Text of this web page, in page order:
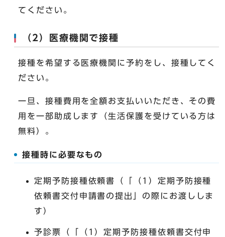
てください。
（2）医療機関で接種
接種を希望する医療機関に予約をし、接種してく
ださい。
一旦、接種費用を全額お支払いいただき、その費
用を一部助成します（生活保護を受けている方は
無料）。
接種時に必要なもの
定期予防接種依頼書（「（1）定期予防接種
依頼書交付申請書の提出」の際にお渡ししま
す）
予診票（「（1）定期予防接種依頼書交付申